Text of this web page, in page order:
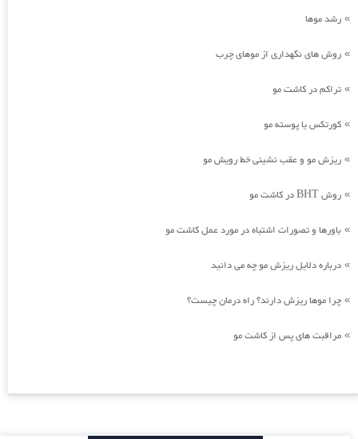
» رشد موها
» روش های نگهداری از موهای چرب
» تراکم در کاشت مو
» کورتکس یا پوسته مو
» ریزش مو و عقب نشینی خط رویش مو
» روش BHT در کاشت مو
» باورها و تصورات اشتباه در مورد عمل کاشت مو
» درباره دلایل ریزش مو چه می دانید
» چرا موها ریزش دارند؟ راه درمان چیست؟
» مراقبت های پس از کاشت مو